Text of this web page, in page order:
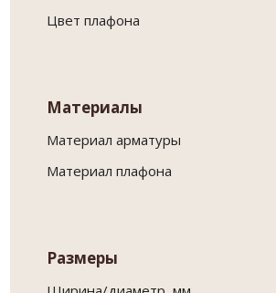
Цвет плафона
Материалы
Материал арматуры
Материал плафона
Размеры